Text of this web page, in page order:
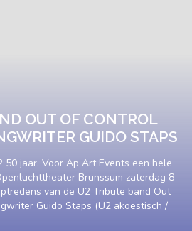
OUT OF CONTROL
GUIDO STAPS
50 jaar. Voor Ap Art Events een hele
Brunssum zaterdag 8
van de U2 Tribute band Out
Guido Staps (U2 akoestisch /